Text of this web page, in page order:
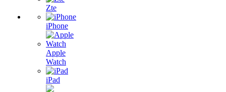
Zte
iPhone
Apple
Watch
iPad